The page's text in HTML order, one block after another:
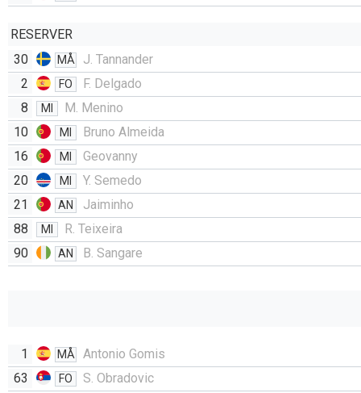
RESERVER
30
MÅ
J. Tannander
2
FO
F. Delgado
8
MI
M. Menino
10
MI
Bruno Almeida
16
MI
Geovanny
20
MI
Y. Semedo
21
AN
Jaiminho
88
MI
R. Teixeira
90
AN B. Sangare
1 MÅ
Antonio Gomis
63
FO
S. Obradovic